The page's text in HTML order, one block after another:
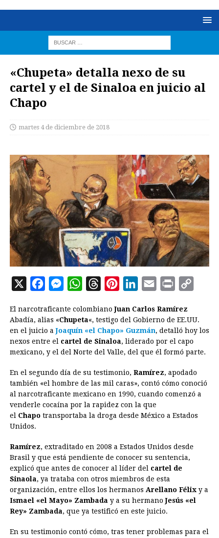
«Chupeta» detalla nexo de su
cartel y el de Sinaloa en juicio al
Chapo
martes 4 de diciembre de 2018
X
c
e
b
o
o
k
M
s
s
e
n
g
e
W
a
s
A
p
p
r
e
a
d
s
n
t
e
r
e
s
n
k
e
d
I
n
a
l
i
n
t
y
i
n
k
El narcotraficante colombianoJuan Carlos Ramírez
Abadía, alias «Chupeta«, testigo del Gobierno de EE.UU.
en el juicio aJoaquín «el Chapo» Guzmán, detalló hoy los
nexos entre el cartel de Sinaloa, liderado por el capo
mexicano, y el del Norte del Valle, del que él formó parte.
En el segundo día de su testimonio, Ramírez, apodado
también «el hombre de las mil caras», contó cómo conoció
al narcotraficante mexicano en 1990, cuando comenzó a
venderle cocaína por la rapidez con la que
el Chapo transportaba la droga desde México a Estados
Unidos.
Ramírez, extraditado en 2008 a Estados Unidos desde
Brasil y que está pendiente de conocer su sentencia,
explicó que antes de conocer al líder del cartel de
Sinaola, ya trataba con otros miembros de esta
organización, entre ellos los hermanos Arellano Félix y a
Ismael «el Mayo» Zambada y a su hermanoJesús «el
Rey» Zambada, que ya testificó en este juicio.
En su testimonio contó cómo, tras tener problemas para el